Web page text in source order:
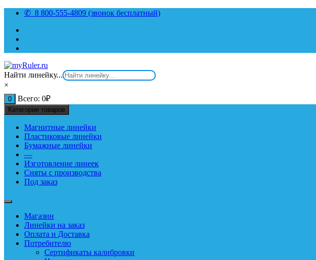
Перейти
содержимому
✆ 8 800-555-4809 (звонок бесплатный)
Найти линейку...
×
0 Всего: 0₽
Категории товаров
Магнитные линейки
Пластиковые линейки
Бумажные линейки
—
Изготовление линеек
Сняты с производства
Под заказ
Магазин
Линейки на заказ
Оплата и Доставка
Потребителю
Сертификаты калибровки